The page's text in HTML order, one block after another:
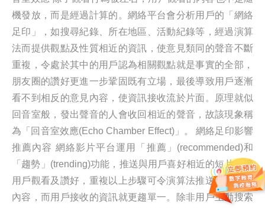
機發放，而是經過計算的。網絡平台會分析用戶的「網絡
足印」，如搜尋紀錄、所在地區、活動紀錄等，經過演算
法而提供觀點及性質相近的資訊，使意見類同的聲音不斷
重複，令處於其中的用戶認為相關觀點就是事實的全部，
朋友圈的讚好更進一步鞏固既有立場，最後導致用戶逐漸
看不到相反的意見內容，使資訊接收流於片面。原理就似
回音室般，發出聲音的人會收回相近的聲音，故該現象稱
為「回音室效應(Echo Chamber Effect)」。 網絡足印影響
推薦內容 網絡影片平台運用「推薦」(recommended)和
「趨勢」(trending)功能，推送與用戶喜好相近的短片，讓
用戶觀看及讚好，重複以上步驟可令演算法推送更準確的
內容，而用戶接收的資訊就更趨單一。除非用戶主動搜索